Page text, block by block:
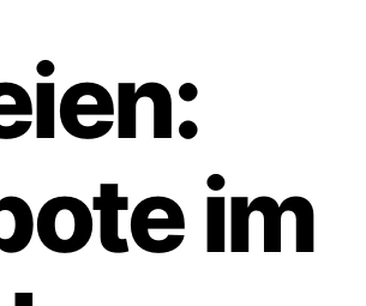
im